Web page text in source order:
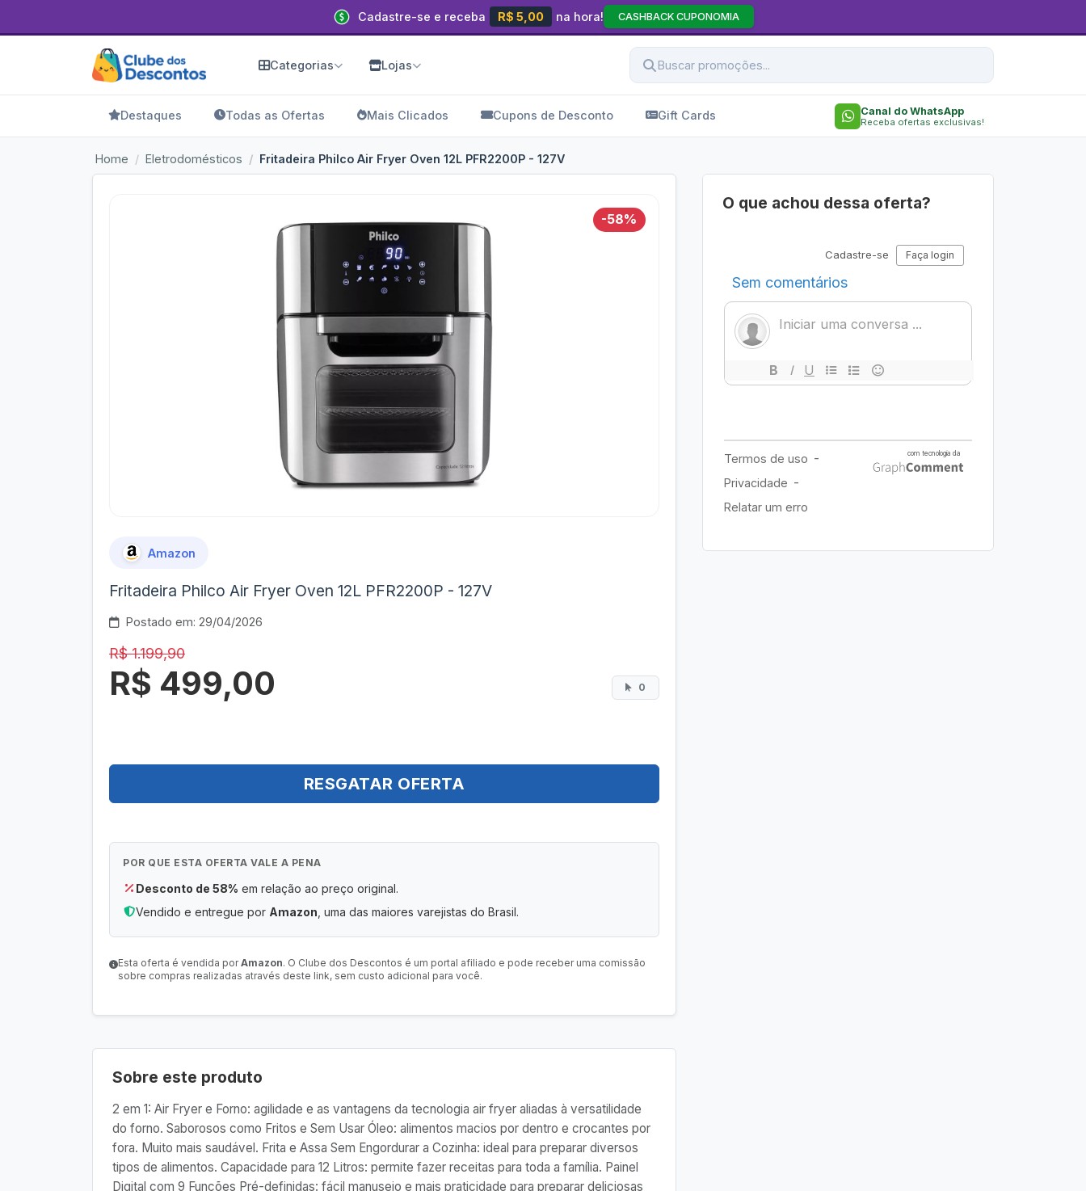
Cadastre-se e receba R$ 5,00 na hora! CASHBACK CUPONOMIA
Categorias Lojas
Destaques Todas as Ofertas Mais Clicados Cupons de Desconto Gift Cards Canal do WhatsApp
Receba ofertas exclusivas!
Home Eletrodomésticos Fritadeira Philco Air Fryer Oven 12L PFR2200P - 127V
-58%
Amazon
Fritadeira Philco Air Fryer Oven 12L PFR2200P - 127V
Postado em: 29/04/2026
R$ 1.199,90
R$ 499,00 0
RESGATAR OFERTA
POR QUE ESTA OFERTA VALE A PENA
Desconto de 58% em relação ao preço original.
Vendido e entregue por Amazon , uma das maiores varejistas do Brasil.
Esta oferta é vendida porAmazon. O Clube dos Descontos é um portal afiliado e pode receber uma comissão
sobre compras realizadas através deste link, sem custo adicional para você.
Sobre este produto
2 em 1: Air Fryer e Forno: agilidade e as vantagens da tecnologia air fryer aliadas à versatilidade
do forno. Saborosos como Fritos e Sem Usar Óleo: alimentos macios por dentro e crocantes por
fora. Muito mais saudável. Frita e Assa Sem Engordurar a Cozinha: ideal para preparar diversos
tipos de alimentos. Capacidade para 12 Litros: permite fazer receitas para toda a família. Painel
Digital com 9 Funções Pré-definidas: fácil manuseio e mais praticidade para preparar deliciosas
O que achou dessa oferta?